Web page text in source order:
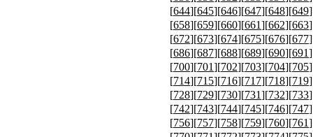
[644][645][646][647][648][649
[658][659][660][661][662][663
[672][673][674][675][676][677
[686][687][688][689][690][691
[700][701][702][703][704][705
[714][715][716][717][718][719
[728][729][730][731][732][733
[742][743][744][745][746][747
[756][757][758][759][760][761